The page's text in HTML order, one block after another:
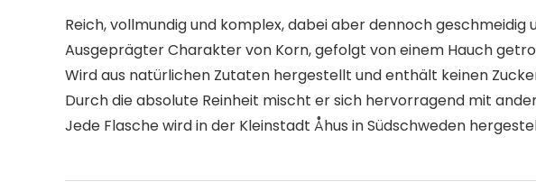
Reich, vollmundig und komplex, dabei aber dennoch geschmeidig
Ausgeprägter Charakter von Korn, gefolgt von einem Hauch
Wird aus natürlichen Zutaten hergestellt und enthält keinen
Durch die absolute Reinheit mischt er sich hervorragend mit
Jede Flasche wird in der Kleinstadt Åhus in Südschweden